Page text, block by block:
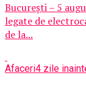
București – 5
legate de
de la...
Afaceri4 zile